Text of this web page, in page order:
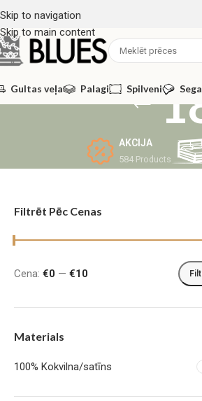
Skip to navigation
Skip to main content
Gultas veļa Palagi Spilveni
AKCIJA
584 Products
Filtrēt Pēc Cenas
Cena: €0 — €10
Materials
100% Kokvilna/satīns